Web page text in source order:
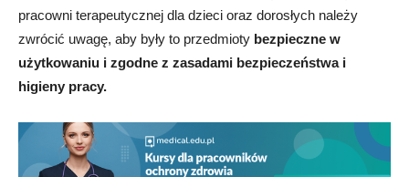
pracowni terapeutycznej dla dzieci oraz dorosłych należy
zwrócić uwagę, aby były to przedmioty bezpieczne w
użytkowaniu i zgodne z zasadami bezpieczeństwa i
higieny pracy.